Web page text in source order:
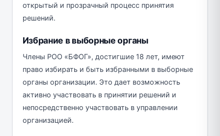
открытый и прозрачный процесс принятия
решений.
Избрание в выборные органы
Члены РОО «БФОГ», достигшие 18 лет, имеют
право избирать и быть избранными в выборные
органы организации. Это дает возможность
активно участвовать в принятии решений и
непосредственно участвовать в управлении
организацией.